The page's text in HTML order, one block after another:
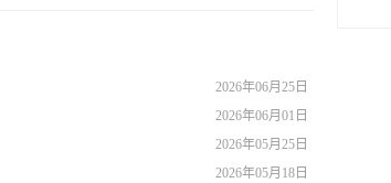
2026年06月25日
2026年06月01日
2026年05月25日
2026年05月18日